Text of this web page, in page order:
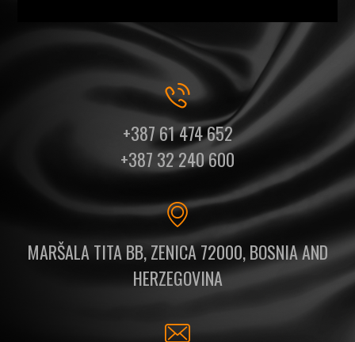
+387 61 474 652
+387 32 240 600
MARŠALA TITA BB, ZENICA 72000, BOSNIA AND
HERZEGOVINA